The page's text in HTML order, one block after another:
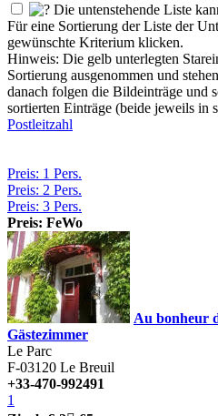
Die untenstehende Liste
Für eine Sortierung der Liste der
gewünschte Kriterium klicken.
Hinweis: Die gelb unterlegten
Sortierung ausgenommen und
danach folgen die Bildeinträge und
sortierten Einträge (beide jeweils in
Postleitzahl
Preis: 1 Pers.
Preis: 2 Pers.
Preis: 3 Pers.
Preis: FeWo
Au bonheur
Gästezimmer
Le Parc
F-03120 Le Breuil
+33-470-992491
1